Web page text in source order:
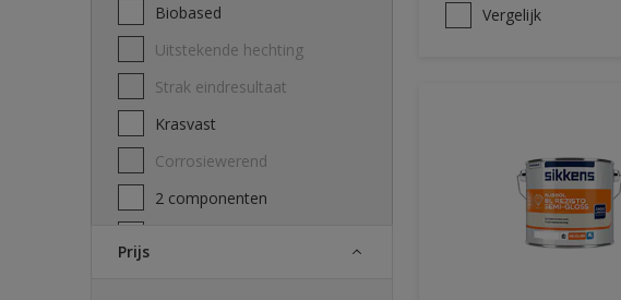
Biobased
Uitstekende hechting
Strak eindresultaat
Krasvast
Corrosiewerend
2 componenten
Prijs
Vergelijk